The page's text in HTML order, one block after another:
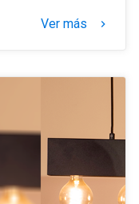
Ver más keyboard_arrow_right